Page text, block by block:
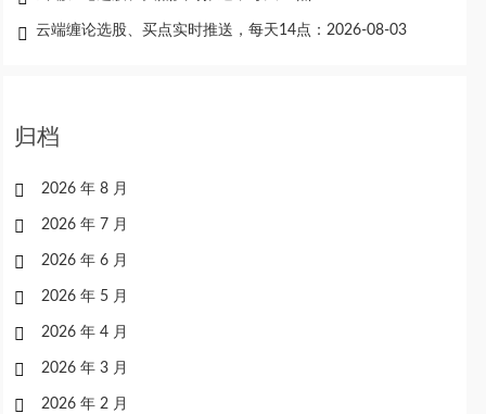
云端缠论选股、买点实时推送，每天14点：2026-08-03
归档
2026 年 8 月
2026 年 7 月
2026 年 6 月
2026 年 5 月
2026 年 4 月
2026 年 3 月
2026 年 2 月